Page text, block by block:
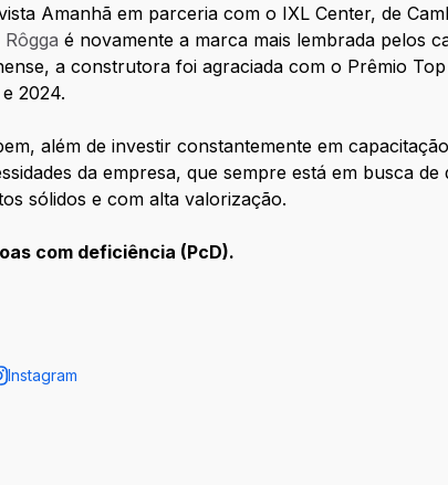
Amanhã em parceria com o IXL Center, de
Rôgga é novamente a marca mais lembrada pelos
a construtora foi agraciada com o Prêmio
2024.
além de investir constantemente em
da empresa, que sempre está em busca de
sólidos e com alta valorização.
com deficiência (PcD).
Instagram